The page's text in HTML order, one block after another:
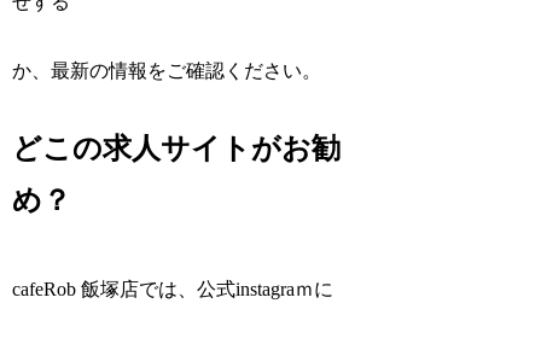
か、最新の情報をご確認ください。
どこの求人サイトがお勧
め？
cafeRob 飯塚店では、公式instagraｍに